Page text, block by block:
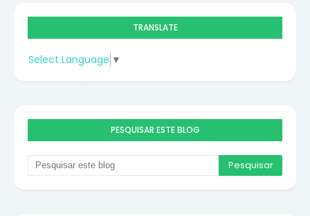
TRANSLATE
Select Language ▼
PESQUISAR ESTE BLOG